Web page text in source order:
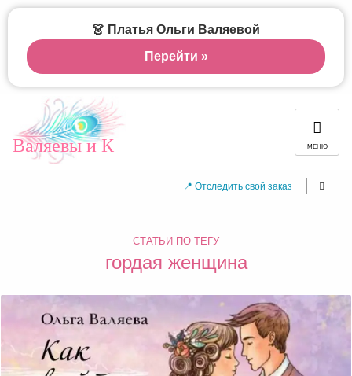
Валяевы и К МЕНЮ
📍 Отследить свой заказ
СТАТЬИ ПО ТЕГУ
гордая женщина
👗 Платья Ольги Валяевой
Перейти »